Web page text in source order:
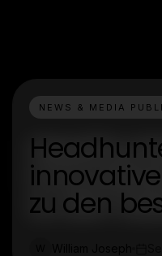
NEWS & MEDIA
zu den